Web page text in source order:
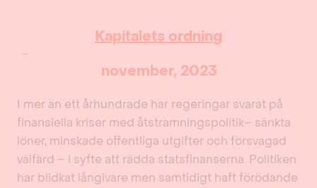
Kapitalets ordning
november, 2023
I mer än ett århundrade har regeringar svarat på
finansiella kriser med åtstramningspolitik– sänkta
löner, minskade offentliga utgifter och försvagad
välfärd – i syfte att rädda statsfinanserna. Politiken
har blidkat långivare men samtidigt haft förödande